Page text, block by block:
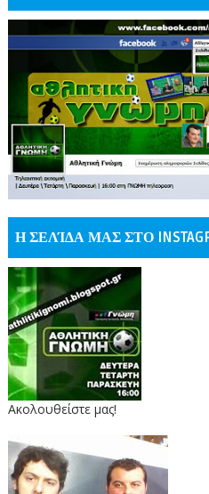
Η ΣΕΛΊΔΑ ΜΑΣ ΣΤΟ
Ακολουθείστε μας!